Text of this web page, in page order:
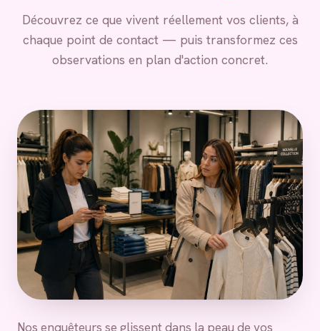
Découvrez ce que vivent réellement vos clients, à
chaque point de contact — puis transformez ces
observations en plan d'action concret.
Nos enquêteurs se glissent dans la peau de vos